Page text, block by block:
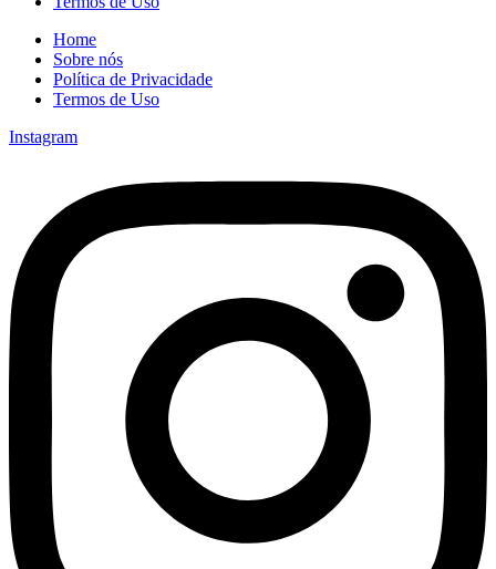
Home
Sobre nós
Política de Privacidade
Termos de Uso
Instagram